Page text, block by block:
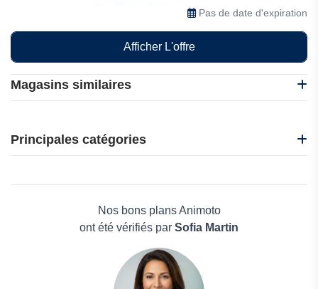
Magasins similaires
Ashampoo INT
3D-KStudio
Principales catégories
Maison & JardinNos bons plans Animoto
ont été vérifiés par Sofia Martin
Pas de date d'expiration
Afficher L'offre